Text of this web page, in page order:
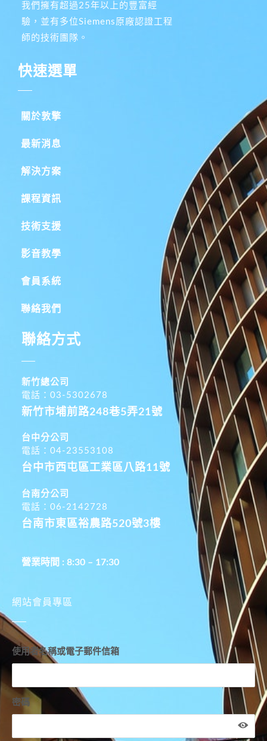
我們擁有超過25年以上的豐富經
驗，並有多位Siemens原廠認證工程
師的技術團隊。
快速選單
關於敦擎
最新消息
解決方案
課程資訊
技術支援
影音教學
會員系統
聯絡我們
聯絡方式
新竹總公司
電話：03-5302678
新竹市埔前路248巷5弄21號
台中分公司
電話：04-23553108
台中市西屯區工業區八路11號
台南分公司
電話：06-2142728
台南市東區裕農路520號3樓
營業時間 : 8:30 – 17:30
網站會員專區
使用者名稱或電子郵件信箱
密碼